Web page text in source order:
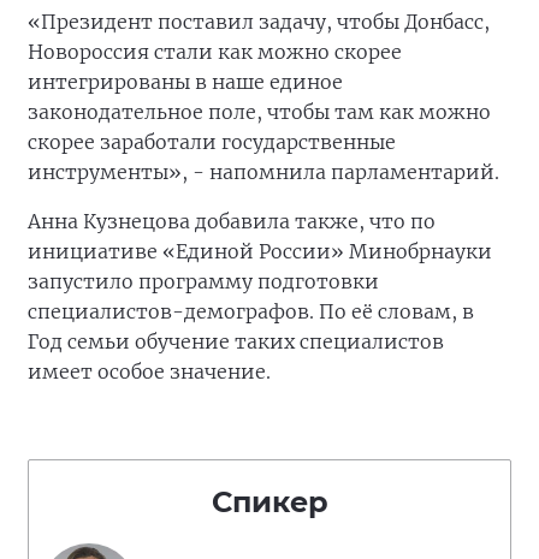
«Президент поставил задачу, чтобы Донбасс,
Новороссия стали как можно скорее
интегрированы в наше единое
законодательное поле, чтобы там как можно
скорее заработали государственные
инструменты», - напомнила парламентарий.
Анна Кузнецова добавила также, что по
инициативе «Единой России» Минобрнауки
запустило программу подготовки
специалистов-демографов. По её словам, в
Год семьи обучение таких специалистов
имеет особое значение.
Спикер